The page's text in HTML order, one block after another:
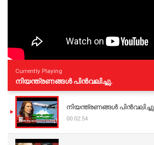
Currently Playing
നിയന്ത്രണങ്ങള്‍ പിന്‍വലിച്ചു.
നിയന്ത്രണങ്ങള്‍ പിന്‍വലിച്ചു.
00:02:54